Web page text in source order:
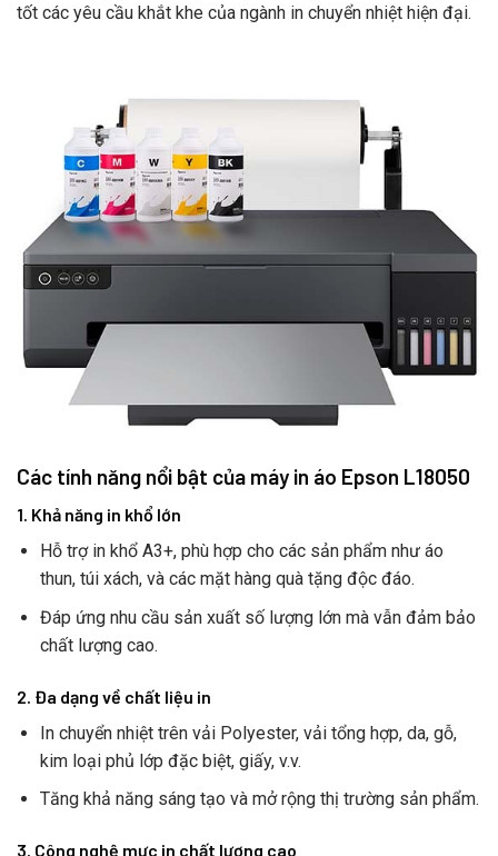
tốt các yêu cầu khắt khe của ngành in chuyển nhiệt hiện đại.
Các tính năng nổi bật của máy in áo Epson L18050
1. Khả năng in khổ lớn
Hỗ trợ in khổ A3+, phù hợp cho các sản phẩm như áo
thun, túi xách, và các mặt hàng quà tặng độc đáo.
Đáp ứng nhu cầu sản xuất số lượng lớn mà vẫn đảm bảo
chất lượng cao.
2. Đa dạng về chất liệu in
In chuyển nhiệt trên vải Polyester, vải tổng hợp, da, gỗ,
kim loại phủ lớp đặc biệt, giấy, v.v.
Tăng khả năng sáng tạo và mở rộng thị trường sản phẩm.
3. Công nghệ mực in chất lượng cao